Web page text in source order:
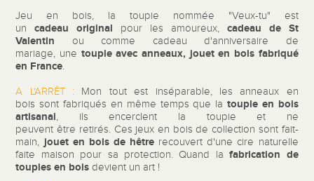
Jeu en bois, la toupie
nommée "Veux-tu" est
uncadeau original pour les amoureux, cadeau de St
Valentin ou comme cadeau d'anniversaire de
mariage, une toupie avec anneaux, jouet en bois fabriqué
en France.
A L'ARRÊT : Mon tout est inséparable, les anneaux en
bois sont fabriqués en même temps que la toupie en bois
artisanal, ils encerclent la toupie et ne
peuvent être retirés. Ces jeux en bois de collection sont fait-
main, jouet en bois de hêtre recouvert d'une cire naturelle
faite maison pour sa protection. Quand lafabrication de
toupies en bois devient un art !